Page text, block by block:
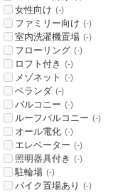
女性向け (-)
ファミリー向け (-)
室内洗濯機置場 (-)
フローリング (-)
ロフト付き (-)
メゾネット (-)
ベランダ (-)
バルコニー (-)
ルーフバルコニー (-)
オール電化 (-)
エレベーター (-)
照明器具付き (-)
駐輪場 (-)
バイク置場あり (-)